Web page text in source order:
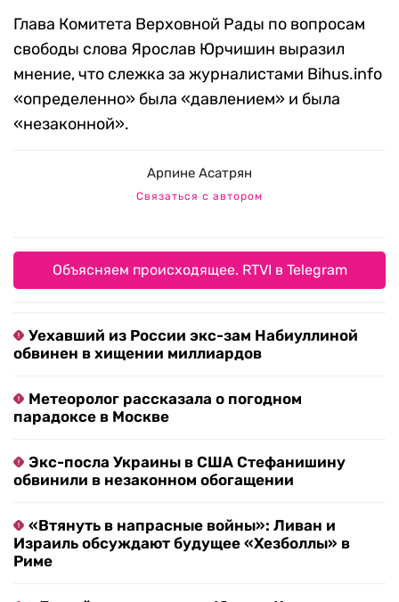
Глава Комитета Верховной Рады по вопросам
свободы слова Ярослав Юрчишин выразил
мнение, что слежка за журналистами Bihus.info
«определенно» была «давлением» и была
«незаконной».
Арпине Асатрян
Связаться с автором
Объясняем происходящее. RTVI в Telegram
Уехавший из России экс-зам Набиуллиной
обвинен в хищении миллиардов
Метеоролог рассказала о погодном
парадоксе в Москве
Экс-посла Украины в США Стефанишину
обвинили в незаконном обогащении
«Втянуть в напрасные войны»: Ливан и
Израиль обсуждают будущее «Хезболлы» в
Риме